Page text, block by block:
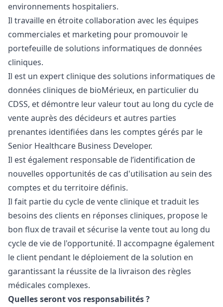
environnements hospitaliers.
Il travaille en étroite collaboration avec les équipes
commerciales et marketing pour promouvoir le
portefeuille de solutions informatiques de données
cliniques.
Il est un expert clinique des solutions informatiques de
données cliniques de bioMérieux, en particulier du
CDSS, et démontre leur valeur tout au long du cycle de
vente auprès des décideurs et autres parties
prenantes identifiées dans les comptes gérés par le
Senior Healthcare Business Developer.
Il est également responsable de l’identification de
nouvelles opportunités de cas d'utilisation au sein des
comptes et du territoire définis.
Il fait partie du cycle de vente clinique et traduit les
besoins des clients en réponses cliniques, propose le
bon flux de travail et sécurise la vente tout au long du
cycle de vie de l'opportunité. Il accompagne également
le client pendant le déploiement de la solution en
garantissant la réussite de la livraison des règles
médicales complexes.
Quelles seront vos responsabilités ?